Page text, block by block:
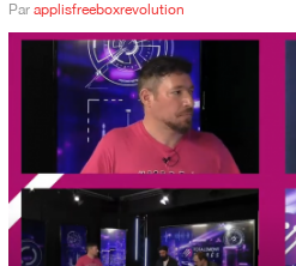
Par applisfreeboxrevolution